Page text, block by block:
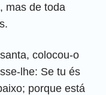
mas de toda
colocou-o
lhe: Se tu és
porque está